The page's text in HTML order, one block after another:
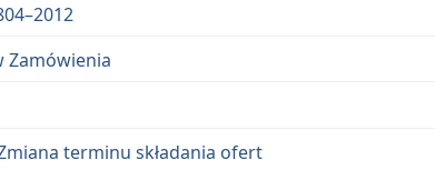
Zamówienia
ter­minu składa­nia ofert